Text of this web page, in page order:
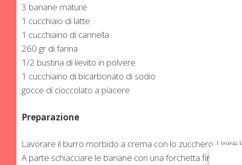
3 banane mature
1 cucchiaio di latte
1 cucchiaino di cannella
260 gr di farina
1/2 bustina di lievito in polvere
1 cucchiaino di bicarbonato di sodio
gocce di cioccolato a piacere
Preparazione
Lavorare il burro morbido a crema con lo zucchero. Unire
A parte schiacciare le banane con una forchetta fino ad